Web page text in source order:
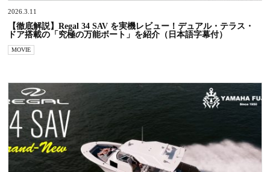
2026.3.11
【徹底解説】Regal 34 SAV を実機レビュー！デュアル・テラス・
ドア搭載の「究極の万能ボート」を紹介（日本語字幕付）
MOVIE